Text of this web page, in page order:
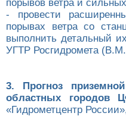
порывов ветра и
- провести
порывах ветра со
выполнить детальный
УГТР Росгидромета
3. Прогноз
областных городов
«Гидрометцентр